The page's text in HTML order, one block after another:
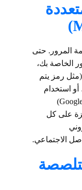
المرور. حتى
الخاصة بك،
رمز يتم
أو استخدام
تطبيق مصادقة مثل Google Authenticator)
على كل
الاجتماعي.